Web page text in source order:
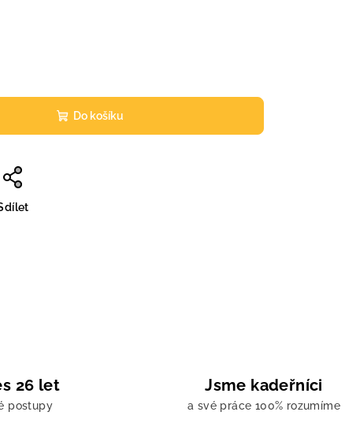
Do košíku
26 let
postupy
Jsme kadeřníci
a své práce 100% rozumíme